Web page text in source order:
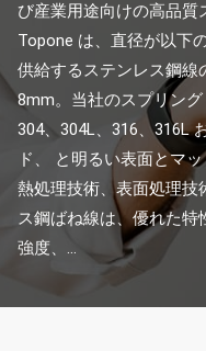
び産業用途向けの高品質
Topone は、直径が以下
供給するステンレス鋼線
8mm。当社のスプリング
304、304L、316、316L
ド、 と明るい表面とマ
熱処理技術、表面処理技
ス鋼ばね線は、優れた特
強度、...